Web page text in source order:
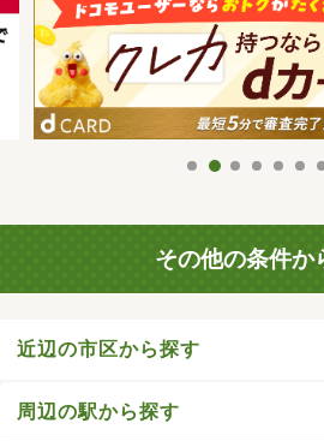
その他の条件か
近辺の市区から探す
周辺の駅から探す